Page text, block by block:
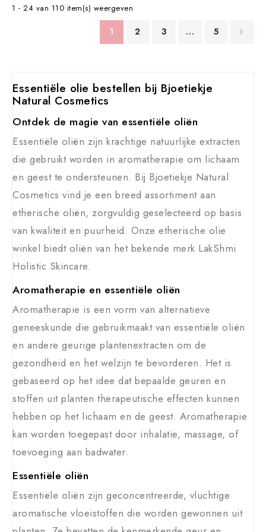
1 - 24 van 110 item(s) weergeven
1 2 3 … 5 
Essentiële olie bestellen bij Bjoetiekje
Natural Cosmetics
Ontdek de magie van essentiële oliën
Essentiële oliën zijn krachtige natuurlijke extracten
die gebruikt worden in aromatherapie om lichaam
en geest te ondersteunen. Bij Bjoetiekje Natural
Cosmetics vind je een breed assortiment aan
etherische oliën, zorgvuldig geselecteerd op basis
van kwaliteit en puurheid. Onze etherische olie
winkel biedt oliën van het bekende merk LakShmi
Holistic Skincare.
Aromatherapie en essentiële oliën
Aromatherapie is een vorm van alternatieve
geneeskunde die gebruikmaakt van essentiële oliën
en andere geurige plantenextracten om de
gezondheid en het welzijn te bevorderen. Het is
gebaseerd op het idee dat bepaalde geuren en
stoffen uit planten therapeutische effecten kunnen
hebben op het lichaam en de geest. Aromatherapie
kan worden toegepast door inhalatie, massage, of
toevoeging aan badwater.
Essentiële oliën
Essentiële oliën zijn geconcentreerde, vluchtige
aromatische vloeistoffen die worden gewonnen uit